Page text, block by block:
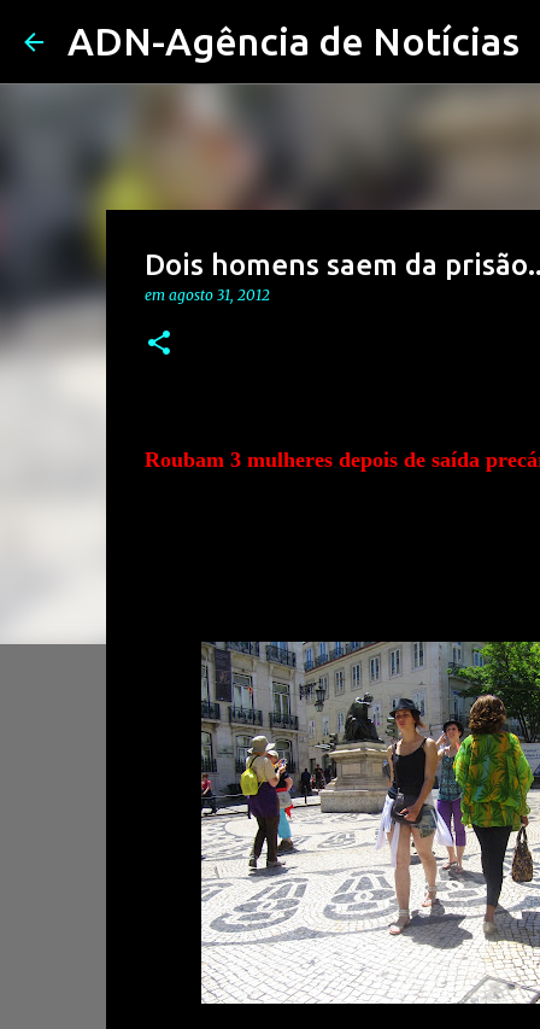
ADN-Agência de Notícias
Dois homens saem da
em agosto 31, 2012
Roubam 3 mulheres depois de saída